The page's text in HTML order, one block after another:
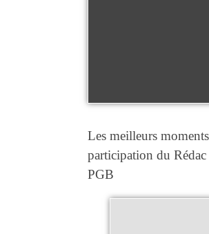
Les meilleurs
participation du
PGB